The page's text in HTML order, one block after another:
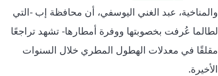
والمناخية، عبد الغني اليوسفي، أن محافظة إب -التي
لطالما عُرفت بخصوبتها ووفرة أمطارها- تشهد تراجعًا
مقلقًا في معدلات الهطول المطري خلال السنوات
الأخيرة.